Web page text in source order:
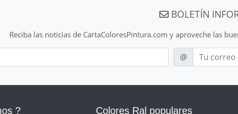
BOLETÍN
Reciba las noticias de CartaColoresPintura.com y aproveche las
E-mail
@
? Colores Ral populares